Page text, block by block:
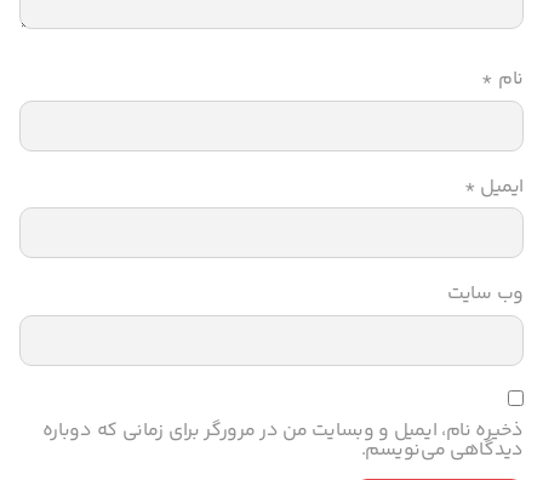
نام *
ایمیل *
وب‌ سایت
ذخیره نام، ایمیل و وبسایت من در مرورگر برای زمانی که دوباره
دیدگاهی می‌نویسم.